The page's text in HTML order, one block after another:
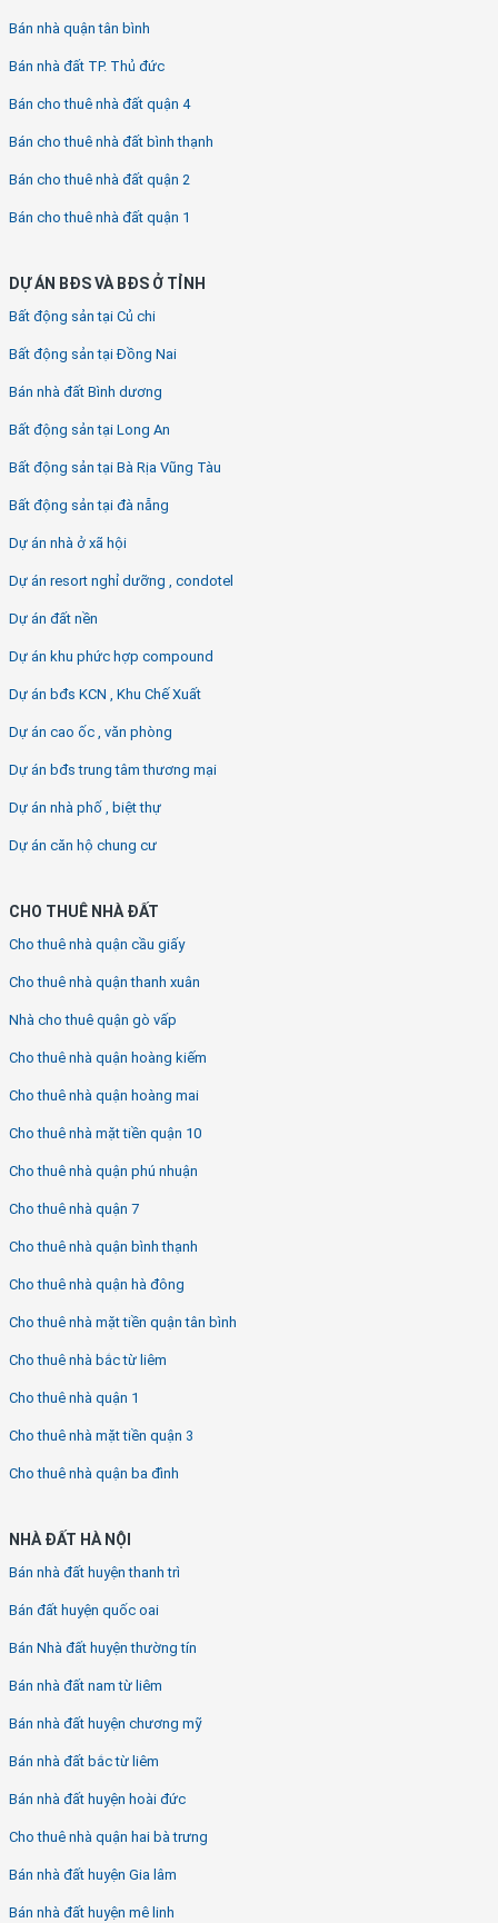
Bán nhà quận tân bình
Bán nhà đất TP. Thủ đức
Bán cho thuê nhà đất quận 4
Bán cho thuê nhà đất bình thạnh
Bán cho thuê nhà đất quận 2
Bán cho thuê nhà đất quận 1
DỰ ÁN BĐS VÀ BĐS Ở TỈNH
Bất động sản tại Củ chi
Bất động sản tại Đồng Nai
Bán nhà đất Bình dương
Bất động sản tại Long An
Bất động sản tại Bà Rịa Vũng Tàu
Bất động sản tại đà nẵng
Dự án nhà ở xã hội
Dự án resort nghỉ dưỡng , condotel
Dự án đất nền
Dự án khu phức hợp compound
Dự án bđs KCN , Khu Chế Xuất
Dự án cao ốc , văn phòng
Dự án bđs trung tâm thương mại
Dự án nhà phố , biệt thự
Dự án căn hộ chung cư
CHO THUÊ NHÀ ĐẤT
Cho thuê nhà quận cầu giấy
Cho thuê nhà quận thanh xuân
Nhà cho thuê quận gò vấp
Cho thuê nhà quận hoàng kiếm
Cho thuê nhà quận hoàng mai
Cho thuê nhà mặt tiền quận 10
Cho thuê nhà quận phú nhuận
Cho thuê nhà quận 7
Cho thuê nhà quận bình thạnh
Cho thuê nhà quận hà đông
Cho thuê nhà mặt tiền quận tân bình
Cho thuê nhà bắc từ liêm
Cho thuê nhà quận 1
Cho thuê nhà mặt tiền quận 3
Cho thuê nhà quận ba đình
NHÀ ĐẤT HÀ NỘI
Bán nhà đất huyện thanh trì
Bán đất huyện quốc oai
Bán Nhà đất huyện thường tín
Bán nhà đất nam từ liêm
Bán nhà đất huyện chương mỹ
Bán nhà đất bắc từ liêm
Bán nhà đất huyện hoài đức
Cho thuê nhà quận hai bà trưng
Bán nhà đất huyện Gia lâm
Bán nhà đất huyện mê linh